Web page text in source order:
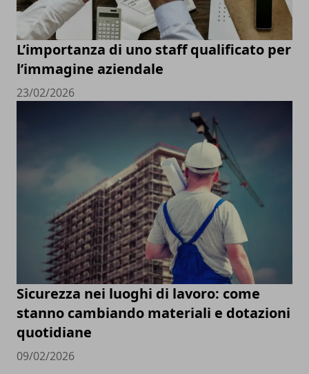
L’importanza di uno staff qualificato per
l’immagine aziendale
23/02/2026
Sicurezza nei luoghi di lavoro: come
stanno cambiando materiali e dotazioni
quotidiane
09/02/2026